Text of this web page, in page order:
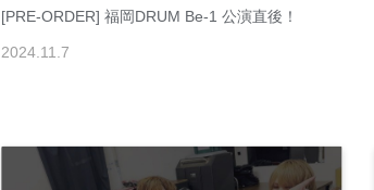
[PRE-ORDER] 福岡DRUM Be-1 公演直後！
2024.11.7